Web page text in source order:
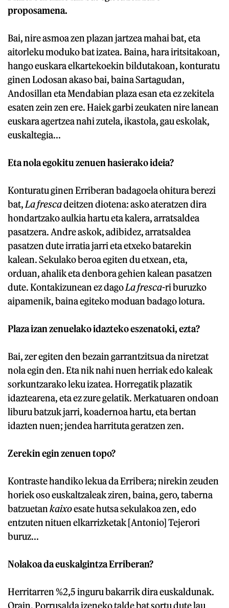
proposamena.
Bai, nire asmoa zen plazan jartzea mahai bat, eta
aitorleku moduko bat izatea. Baina, hara iritsitakoan,
hango euskara elkartekoekin bildutakoan, konturatu
ginen Lodosan akaso bai, baina Sartagudan,
Andosillan eta Mendabian plaza esan eta ez zekitela
esaten zein zen ere. Haiek garbi zeukaten nire lanean
euskara agertzea nahi zutela, ikastola, gau eskolak,
euskaltegia...
Eta nola egokitu zenuen hasierako ideia?
Konturatu ginen Erriberan badagoela ohitura berezi
bat, La frescadeitzen diotena: asko ateratzen dira
hondartzako aulkia hartu eta kalera, arratsaldea
pasatzera. Andre askok, adibidez, arratsaldea
pasatzen dute irratia jarri eta etxeko batarekin
kalean. Sekulako beroa egiten du etxean, eta,
orduan, ahalik eta denbora gehien kalean pasatzen
dute. Kontakizunean ez dagoLa fresca-ri buruzko
aipamenik, baina egiteko moduan badago lotura.
Plaza izan zenuelako idazteko eszenatoki, ezta?
Bai, zer egiten den bezain garrantzitsua da niretzat
nola egin den. Eta nik nahi nuen herriak edo kaleak
sorkuntzarako leku izatea. Horregatik plazatik
idaztearena, eta ez zure gelatik. Merkatuaren ondoan
liburu batzuk jarri, koadernoa hartu, eta bertan
idazten nuen; jendea harrituta geratzen zen.
Zerekin egin zenuen topo?
Kontraste handiko lekua da Erribera; nirekin zeuden
horiek oso euskaltzaleak ziren, baina, gero, taberna
batzuetankaixoesate hutsa sekulakoa zen, edo
entzuten nituen elkarrizketak [Antonio] Tejerori
buruz...
Nolakoa da euskalgintza Erriberan?
Herritarren %2,5 inguru bakarrik dira euskaldunak.
Orain, Porrusalda izeneko talde bat sortu dute lau